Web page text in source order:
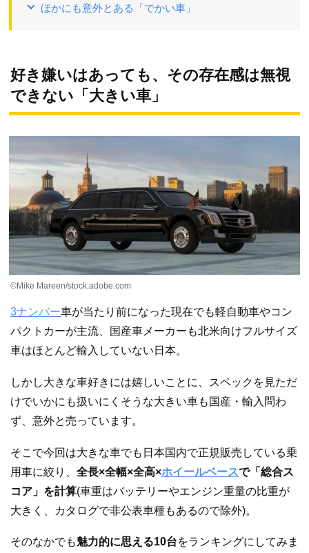
ほかにも意外とある「でかい車」
好き嫌いはあっても、その存在感は無視
できない「大きい車」
©Mike Mareen/stock.adobe.com
3ナンバー車が当たり前になった現在でも軽自動車やコン
パクトカーが主流、国産車メーカーも北米向けフルサイズ
車はほとんど輸入していない日本。
しかし大きな車好きには嬉しいことに、スペックを見ただ
けでいかにも扱いにくそうな大きい車も国産・輸入問わ
ず、意外と売っています。
そこで今回は大きな車でも日本国内で正規販売している乗
用車に絞り、 全長×全幅×全高×ホイールベースで「総合ス
コア」を計算(車重はバッテリーやエンジン重量の比重が
大きく、カタログで非公表車種もあるので除外)。
そのなかでも魅力的に思える10台をランキングにしてみま